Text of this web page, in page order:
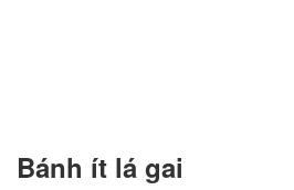
Bánh ít lá gai